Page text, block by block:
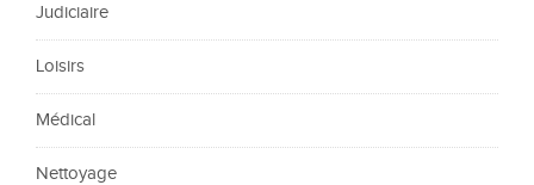
Judiciaire
Loisirs
Médical
Nettoyage